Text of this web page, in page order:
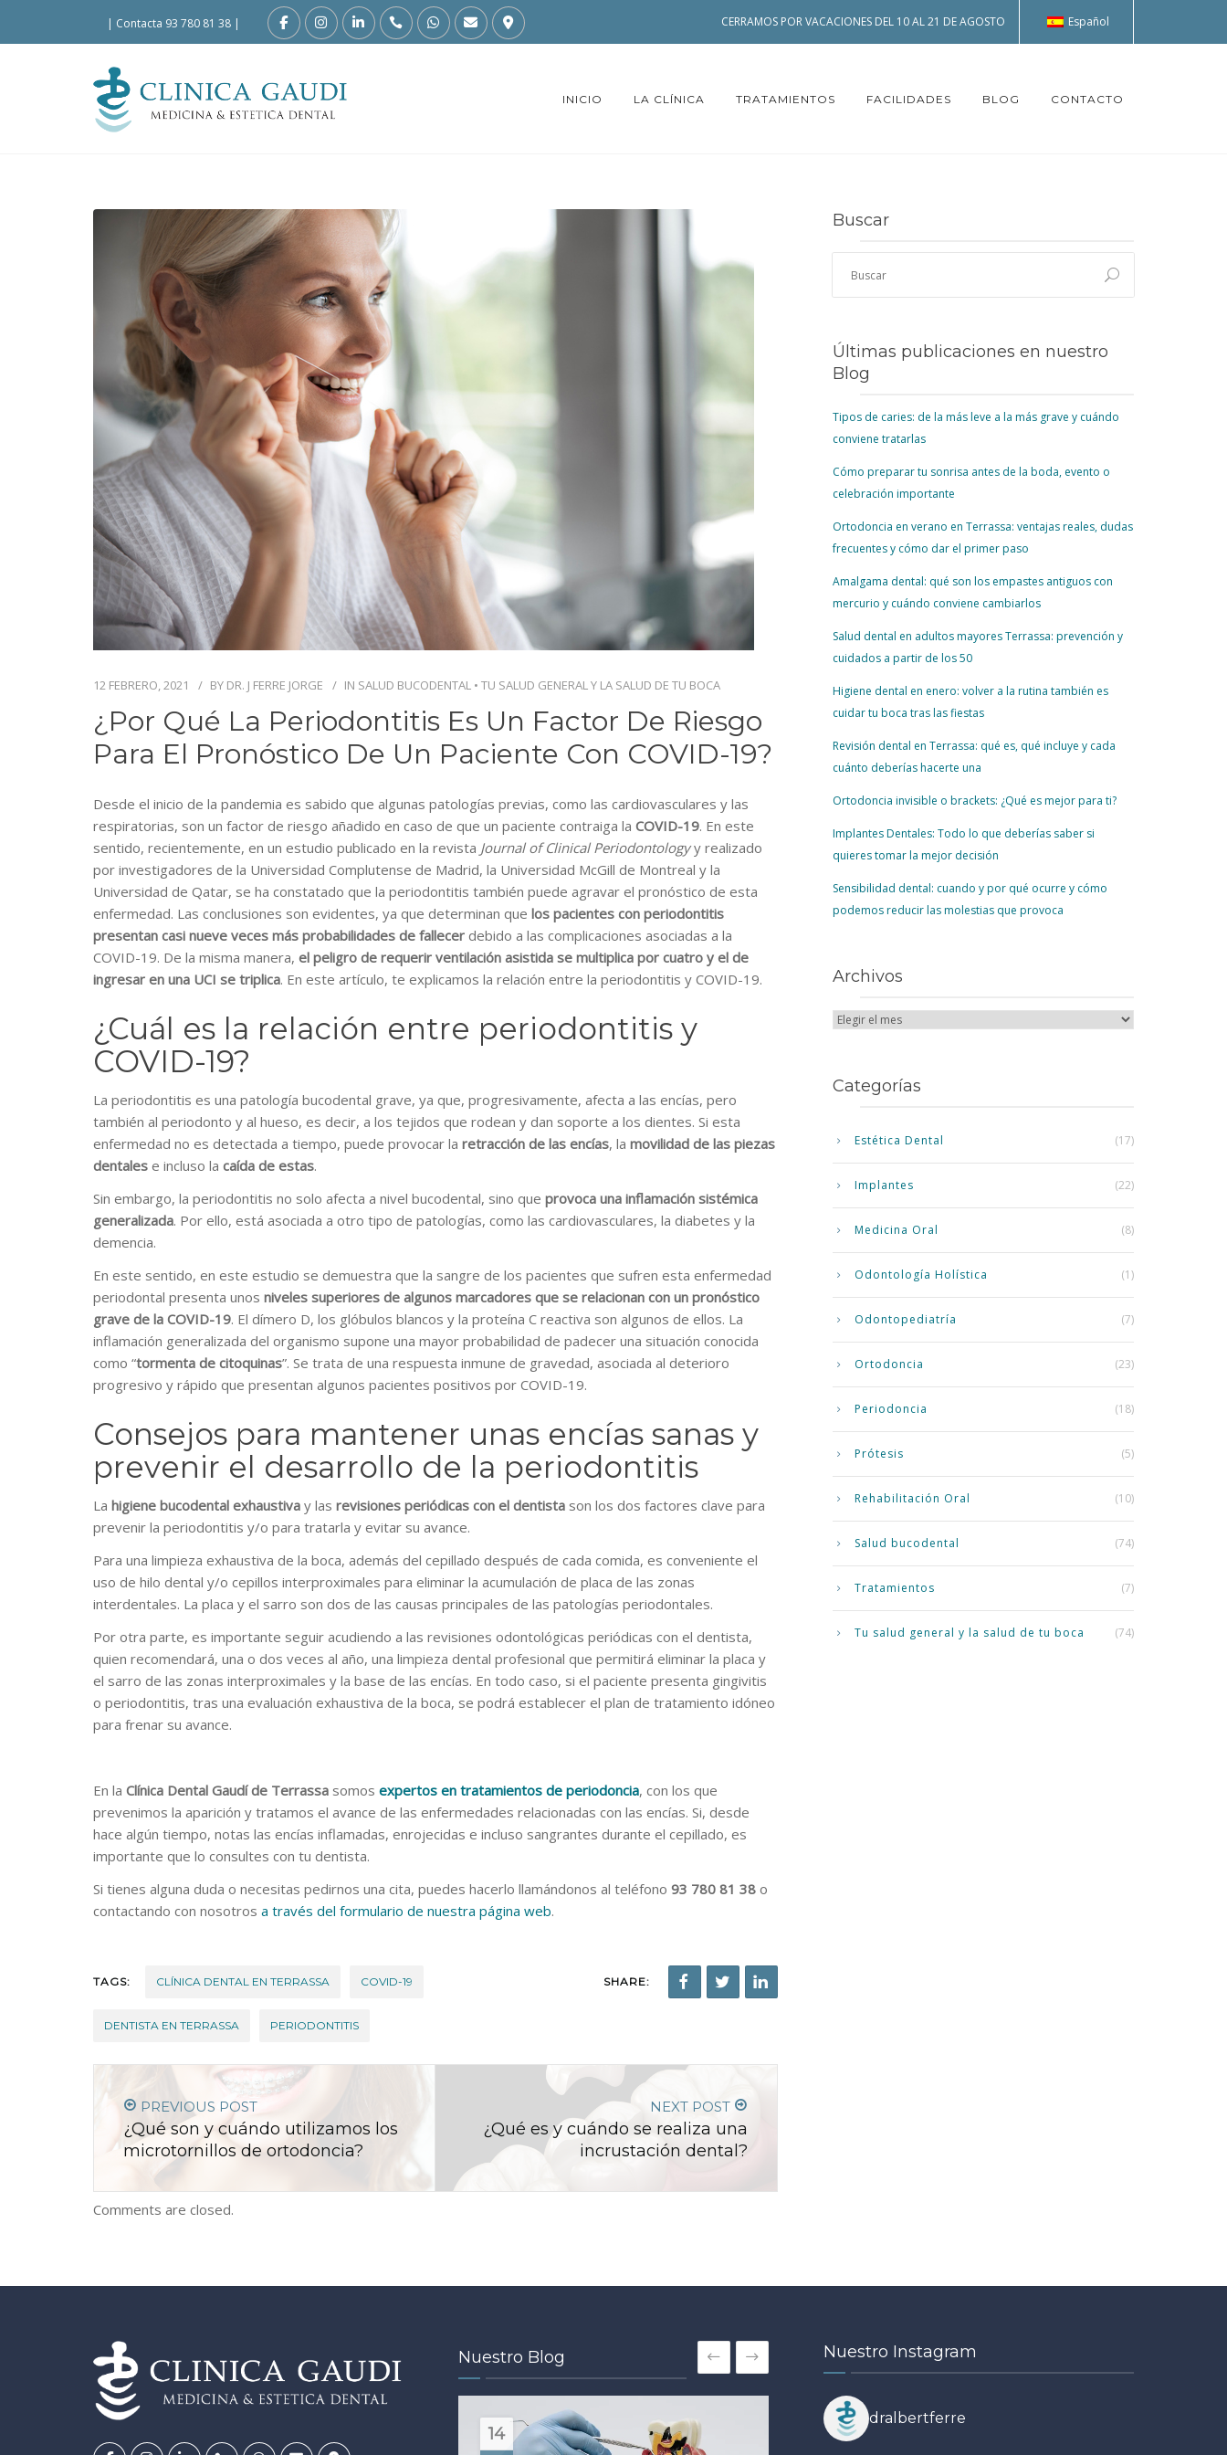
| Contacta 93 780 81 38 | CERRAMOS POR VACACIONES DEL 10 AL 21 DE AGOSTO Español
INICIO LA CLÍNICA TRATAMIENTOS FACILIDADES BLOG CONTACTO
12 FEBRERO, 2021 BY DR. J FERRE JORGE IN SALUD BUCODENTAL • TU SALUD GENERAL Y LA SALUD DE TU BOCA
¿Por Qué La Periodontitis Es Un Factor De Riesgo
Para El Pronóstico De Un Paciente Con COVID-19?
Desde el inicio de la pandemia es sabido que algunas patologías previas, como las cardiovasculares y las
respiratorias, son un factor de riesgo añadido en caso de que un paciente contraiga la COVID-19. En este
sentido, recientemente, en un estudio publicado en la revista Journal of Clinical Periodontologyy realizado
por investigadores de la Universidad Complutense de Madrid, la Universidad McGill de Montreal y la
Universidad de Qatar, se ha constatado que la periodontitis también puede agravar el pronóstico de esta
enfermedad. Las conclusiones son evidentes, ya que determinan que los pacientes con periodontitis
presentan casi nueve veces más probabilidades de fallecer debido a las complicaciones asociadas a la
COVID-19. De la misma manera, el peligro de requerir ventilación asistida se multiplica por cuatro y el de
ingresar en una UCI se triplica. En este artículo, te explicamos la relación entre la periodontitis y COVID-19.
¿Cuál es la relación entre periodontitis y
COVID-19?
La periodontitis es una patología bucodental grave, ya que, progresivamente, afecta a las encías, pero
también al periodonto y al hueso, es decir, a los tejidos que rodean y dan soporte a los dientes. Si esta
enfermedad no es detectada a tiempo, puede provocar la retracción de las encías, la movilidad de las piezas
dentales e incluso la caída de estas.
Sin embargo, la periodontitis no solo afecta a nivel bucodental, sino que provoca una inflamación sistémica
generalizada. Por ello, está asociada a otro tipo de patologías, como las cardiovasculares, la diabetes y la
demencia.
En este sentido, en este estudio se demuestra que la sangre de los pacientes que sufren esta enfermedad
periodontal presenta unos niveles superiores de algunos marcadores que se relacionan con un pronóstico
grave de la COVID-19. El dímero D, los glóbulos blancos y la proteína C reactiva son algunos de ellos. La
inflamación generalizada del organismo supone una mayor probabilidad de padecer una situación conocida
como “tormenta de citoquinas”. Se trata de una respuesta inmune de gravedad, asociada al deterioro
progresivo y rápido que presentan algunos pacientes positivos por COVID-19.
Consejos para mantener unas encías sanas y
prevenir el desarrollo de la periodontitis
La higiene bucodental exhaustiva y las revisiones periódicas con el dentista son los dos factores clave para
prevenir la periodontitis y/o para tratarla y evitar su avance.
Para una limpieza exhaustiva de la boca, además del cepillado después de cada comida, es conveniente el
uso de hilo dental y/o cepillos interproximales para eliminar la acumulación de placa de las zonas
interdentales. La placa y el sarro son dos de las causas principales de las patologías periodontales.
Por otra parte, es importante seguir acudiendo a las revisiones odontológicas periódicas con el dentista,
quien recomendará, una o dos veces al año, una limpieza dental profesional que permitirá eliminar la placa y
el sarro de las zonas interproximales y la base de las encías. En todo caso, si el paciente presenta gingivitis
o periodontitis, tras una evaluación exhaustiva de la boca, se podrá establecer el plan de tratamiento idóneo
para frenar su avance.
En la Clínica Dental Gaudí de Terrassa somos expertos en tratamientos de periodoncia, con los que
prevenimos la aparición y tratamos el avance de las enfermedades relacionadas con las encías. Si, desde
hace algún tiempo, notas las encías inflamadas, enrojecidas e incluso sangrantes durante el cepillado, es
importante que lo consultes con tu dentista.
Si tienes alguna duda o necesitas pedirnos una cita, puedes hacerlo llamándonos al teléfono 93 780 81 38 o
contactando con nosotros a través del formulario de nuestra página web.
TAGS: CLÍNICA DENTAL EN TERRASSA COVID-19
DENTISTA EN TERRASSA PERIODONTITIS
SHARE:
PREVIOUS POST
¿Qué son y cuándo utilizamos los
microtornillos de ortodoncia?
NEXT POST
¿Qué es y cuándo se realiza una
incrustación dental?
Comments are closed.
Buscar
Últimas publicaciones en nuestro
Blog
Tipos de caries: de la más leve a la más grave y cuándo
conviene tratarlas
Cómo preparar tu sonrisa antes de la boda, evento o
celebración importante
Ortodoncia en verano en Terrassa: ventajas reales, dudas
frecuentes y cómo dar el primer paso
Amalgama dental: qué son los empastes antiguos con
mercurio y cuándo conviene cambiarlos
Salud dental en adultos mayores Terrassa: prevención y
cuidados a partir de los 50
Higiene dental en enero: volver a la rutina también es
cuidar tu boca tras las fiestas
Revisión dental en Terrassa: qué es, qué incluye y cada
cuánto deberías hacerte una
Ortodoncia invisible o brackets: ¿Qué es mejor para ti?
Implantes Dentales: Todo lo que deberías saber si
quieres tomar la mejor decisión
Sensibilidad dental: cuando y por qué ocurre y cómo
podemos reducir las molestias que provoca
Archivos
Categorías
Estética Dental (17)
Implantes (22)
Medicina Oral (8)
Odontología Holística (1)
Odontopediatría (7)
Ortodoncia (23)
Periodoncia (18)
Prótesis (5)
Rehabilitación Oral (10)
Salud bucodental (74)
Tratamientos (7)
Tu salud general y la salud de tu boca (74)
Nuestro Blog
18 19
Nuestro Instagram
dralbertferre